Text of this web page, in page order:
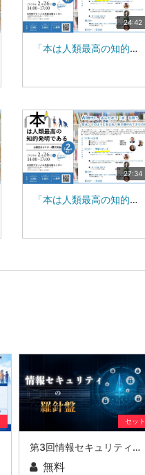
24:42
「本は人類最高の知的発明である」出版記念セミナー :|Compass禄株式会社 代表取締役社長 志村 麻由子 氏
27:34
「本は人類最高の知的発明である」出版記念セミナー :|株式会社ブレインワークス 代表取締役 近藤 昇（２）
セット
第3回情報セキュリティの羅針盤
無料